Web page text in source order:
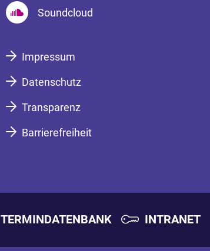
Soundcloud
Impressum
Datenschutz
Transparenz
Barrierefreiheit
TERMINDATENBANK INTRANET